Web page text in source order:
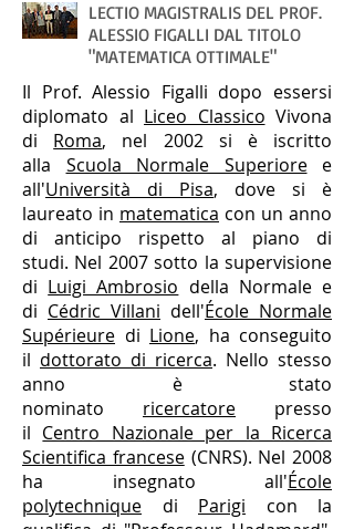
LECTIO MAGISTRALIS DEL PROF.
ALESSIO FIGALLI DAL TITOLO
"MATEMATICA OTTIMALE"
Il Prof. Alessio Figalli dopo essersi
diplomato al Liceo Classico Vivona
di Roma, nel 2002 si è iscritto
alla Scuola Normale Superioree
all'Università di Pisa, dove si è
laureato in matematica con un anno
di anticipo rispetto al piano di
studi. Nel 2007 sotto la supervisione
di Luigi Ambrosio della Normale e
di Cédric Villani dell'École Normale
Supérieure di Lione, ha conseguito
il dottorato di ricerca. Nello stesso
anno è stato
nominato ricercatore presso
il Centro Nazionale per la Ricerca
Scientifica francese(CNRS). Nel 2008
ha insegnato all'École
polytechnique di Parigi con la